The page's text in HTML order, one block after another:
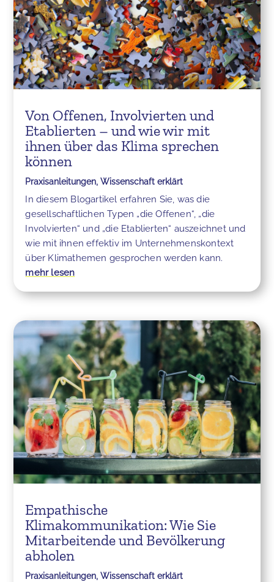
Von Offenen, Involvierten und
Etablierten – und wie wir mit
ihnen über das Klima sprechen
können
Praxisanleitungen,Wissenschaft erklärt
In diesem Blogartikel erfahren Sie, was die
gesellschaftlichen Typen „die Offenen“, „die
Involvierten“ und „die Etablierten“ auszeichnet und
wie mit ihnen effektiv im Unternehmenskontext
über Klimathemen gesprochen werden kann.
mehr lesen
Empathische
Klimakommunikation: Wie Sie
Mitarbeitende und Bevölkerung
abholen
Praxisanleitungen,Wissenschaft erklärt